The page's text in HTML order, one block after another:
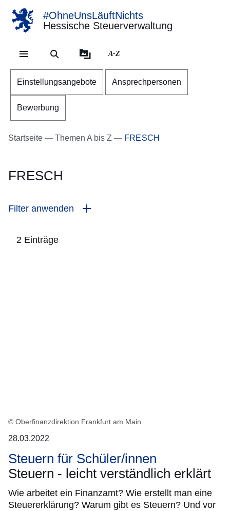
Direkt zum Kopf der
Direkt zum Inhalt
Direkt zum Fuß der
#OhneUnsLäuftNichts
Hessische Steuerverwaltung
A-Z
Einstellungsangebote Ansprechpersonen
Bewerbung
Startseite Themen A bis Z FRESCH
FRESCH
Filter anwenden
2 Einträge
© Oberfinanzdirektion Frankfurt am Main
28.03.2022
Steuern für Schüler/innen
Steuern - leicht verständlich erklärt
Wie arbeitet ein Finanzamt? Wie erstellt man eine
Steuererklärung? Warum gibt es Steuern? Und vor